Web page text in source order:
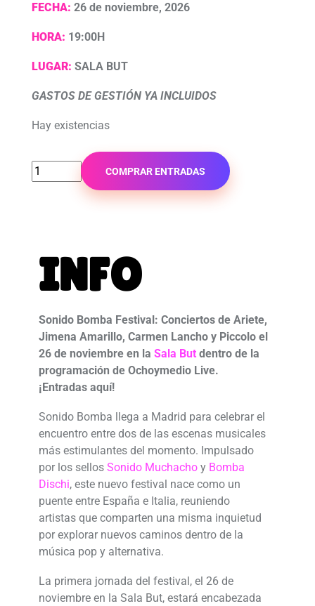
FECHA: 26 de noviembre, 2026
HORA: 19:00H
LUGAR: SALA BUT
GASTOS DE GESTIÓN YA INCLUIDOS
Hay existencias
COMPRAR ENTRADAS
INFO
Sonido Bomba Festival: Conciertos de Ariete,
Jimena Amarillo, Carmen Lancho y Piccolo el
26 de noviembre en la Sala Butdentro de la
programación de Ochoymedio Live.
¡Entradas aquí!
Sonido Bomba llega a Madrid para celebrar el
encuentro entre dos de las escenas musicales
más estimulantes del momento. Impulsado
por los sellos Sonido Muchachoy Bomba
Dischi, este nuevo festival nace como un
puente entre España e Italia, reuniendo
artistas que comparten una misma inquietud
por explorar nuevos caminos dentro de la
música pop y alternativa.
La primera jornada del festival, el 26 de
noviembre en la Sala But, estará encabezada